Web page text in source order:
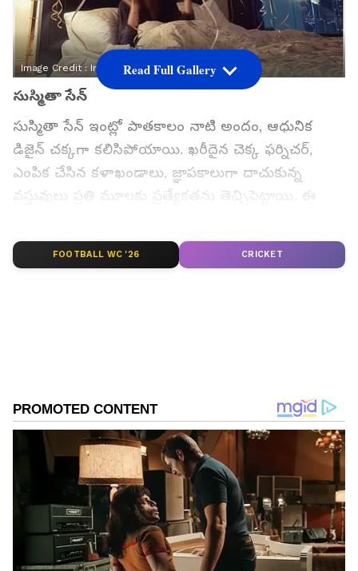
Image Credit : Instagram
సుస్మితా సేన్
సుస్మితా సేన్ ఇంట్లో పాతకాలం నాటి అందం, ఆధునిక
డిజైన్ చక్కగా కలిసిపోయాయి. ఖరీదైన చెక్క ఫర్నిచర్,
ఎంపిక చేసిన కళాఖండాలు, జ్ఞాపకాలుగా దాచుకున్న
వస్తువులు ప్రతి మూలకు ప్రత్యేకతను తెచ్చిపెట్టాయి. ఈ
ప్రతిబింబిస్తుంది. ముఖ్యంగా డైనింగ్ ఏరియాలో పాతకాలం
నాటి చెక్క క్యాబినెట్, అందమైన పింగాణీ వస్తువులు, క్రిస్టల్
Read Full Gallery
FOOTBALL WC '26 CRICKET